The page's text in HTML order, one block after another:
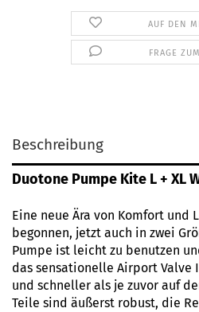
AUF DEN
FRAGE
Beschreibung
Duotone Pumpe Kite L + XL
Eine neue Ära von Komfort und
begonnen, jetzt auch in zwei
Pumpe ist leicht zu benutzen
das sensationelle Airport Valve
und schneller als je zuvor auf
Teile sind äußerst robust, die